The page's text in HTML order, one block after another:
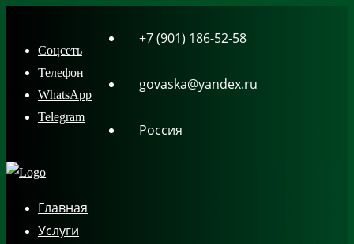
content
Соцсеть
Телефон
WhatsApp
Telegram
+7 (901) 186-52-58
govaska@yandex.ru
Россия
Главная
Услуги